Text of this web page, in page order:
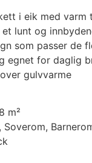
i eik med varm
lunt og
som passer de
egnet for daglig
gulvvarme
m²
Soverom,